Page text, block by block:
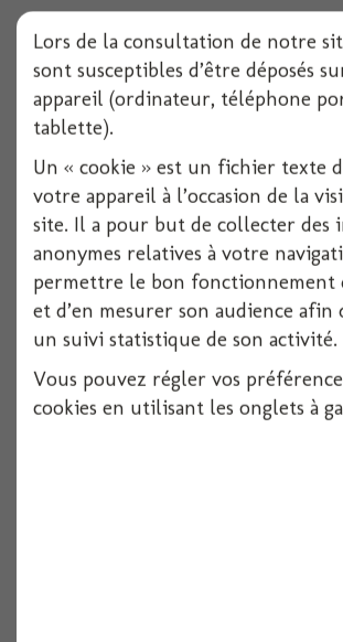
Ruban feutrine coeurs rouge
Voir
Lors de la consultation de notre
sont susceptibles d’être déposés
appareil (ordinateur, téléphone
tablette).
Un « cookie » est un fichier texte
votre appareil à l’occasion de la
site. Il a pour but de collecter des
anonymes relatives à votre
permettre le bon fonctionnement
et d’en mesurer son audience afin
un suivi statistique de son activité.
Vous pouvez régler vos
cookies en utilisant les onglets à